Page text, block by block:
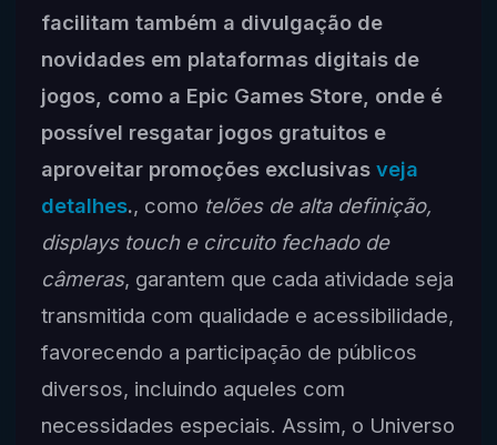
facilitam também a divulgação de
novidades em plataformas digitais de
jogos, como a Epic Games Store, onde é
possível resgatar jogos gratuitos e
aproveitar promoções exclusivas veja
detalhes., como telões de alta definição,
displays touch e circuito fechado de
câmeras, garantem que cada atividade seja
transmitida com qualidade e acessibilidade,
favorecendo a participação de públicos
diversos, incluindo aqueles com
necessidades especiais. Assim, o Universo